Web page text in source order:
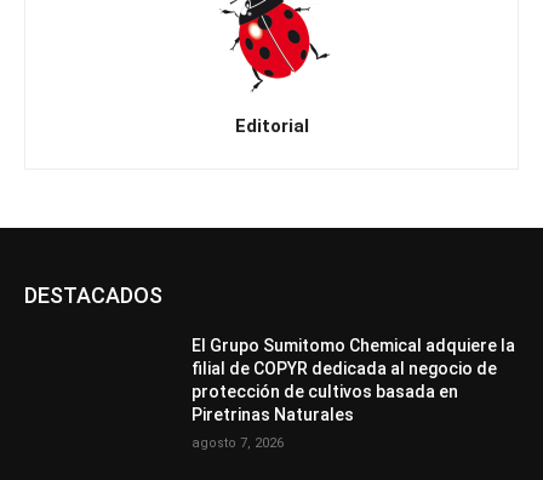
Editorial
DESTACADOS
El Grupo Sumitomo Chemical adquiere la
filial de COPYR dedicada al negocio de
protección de cultivos basada en
Piretrinas Naturales
agosto 7, 2026